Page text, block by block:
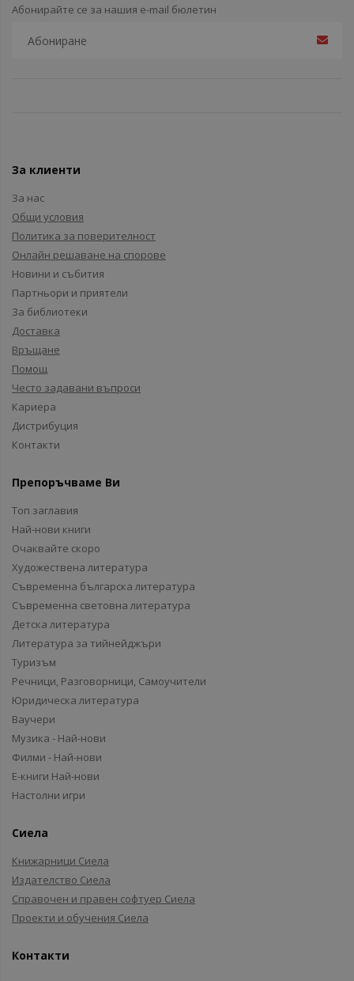
Абонирайте се за нашия e-mail бюлетин
За клиенти
За нас
Общи условия
Политика за поверителност
Онлайн решаване на спорове
Новини и събития
Партньори и приятели
За библиотеки
Доставка
Връщане
Помощ
Често задавани въпроси
Кариера
Дистрибуция
Контакти
Препоръчваме Ви
Топ заглавия
Най-нови книги
Очаквайте скоро
Художествена литература
Съвременна българска литература
Съвременна световна литература
Детска литература
Литература за тийнейджъри
Туризъм
Речници, Разговорници, Самоучители
Юридическа литература
Ваучери
Музика - Най-нови
Филми - Най-нови
Е-книги Най-нови
Настолни игри
Сиела
Книжарници Сиела
Издателство Сиела
Справочен и правен софтуер Сиела
Проекти и обучения Сиела
Контакти